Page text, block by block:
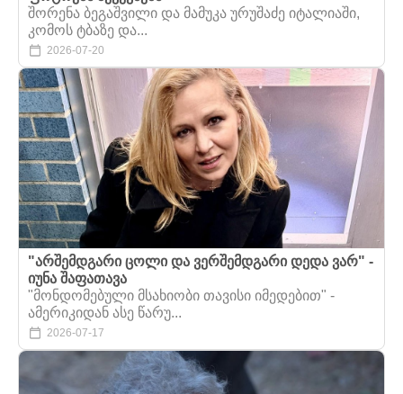
შორენა ბეგაშვილი და მამუკა ურუშაძე იტალიაში,
კომოს ტბაზე და...
2026-07-20
"არშემდგარი ცოლი და ვერშემდგარი დედა ვარ" -
იუნა შაფათავა
"მონდომებული მსახიობი თავისი იმედებით" -
ამერიკიდან ასე წარუ...
2026-07-17